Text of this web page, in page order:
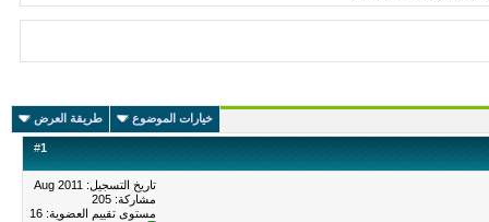
خيارات الموضوع طريقة العرض
#1
تاريخ التسجيل: Aug 2011
مشاركة: 205
مستوى تقييم العضوية: 16